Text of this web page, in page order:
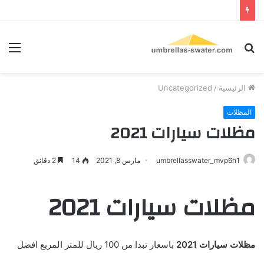
بحث
الرئيسية /
Uncategorized
المظلات
مظلات سيارات 2021
umbrellasswater_mvp6h1 مارس 8, 2021 14
مظلات سيارات 2021
مظلات سيارات 2021
باسعار تبدا من 100 ريال للمتر المربع افضل